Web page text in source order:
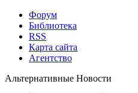
Форум
Библиотека
RSS
Карта сайта
Агентство
Альтернативные Новости